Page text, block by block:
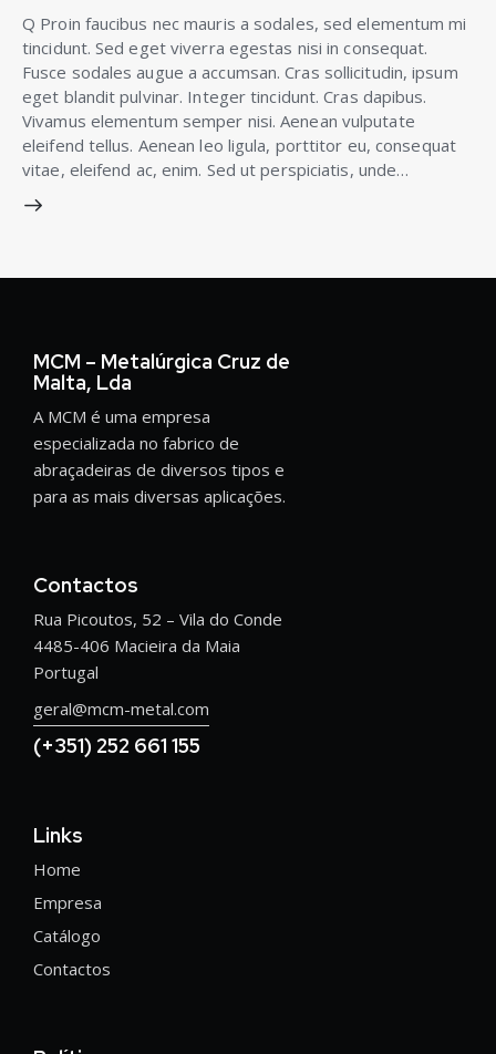
Q Proin faucibus nec mauris a sodales, sed elementum mi
tincidunt. Sed eget viverra egestas nisi in consequat.
Fusce sodales augue a accumsan. Cras sollicitudin, ipsum
eget blandit pulvinar. Integer tincidunt. Cras dapibus.
Vivamus elementum semper nisi. Aenean vulputate
eleifend tellus. Aenean leo ligula, porttitor eu, consequat
vitae, eleifend ac, enim. Sed ut perspiciatis, unde…
MCM – Metalúrgica Cruz de
Malta, Lda
A MCM é uma empresa
especializada no fabrico de
abraçadeiras de diversos tipos e
para as mais diversas aplicações.
Contactos
Rua Picoutos, 52 – Vila do Conde
4485-406 Macieira da Maia
Portugal
geral@mcm-metal.com
(+351) 252 661 155
Links
Home
Empresa
Catálogo
Contactos